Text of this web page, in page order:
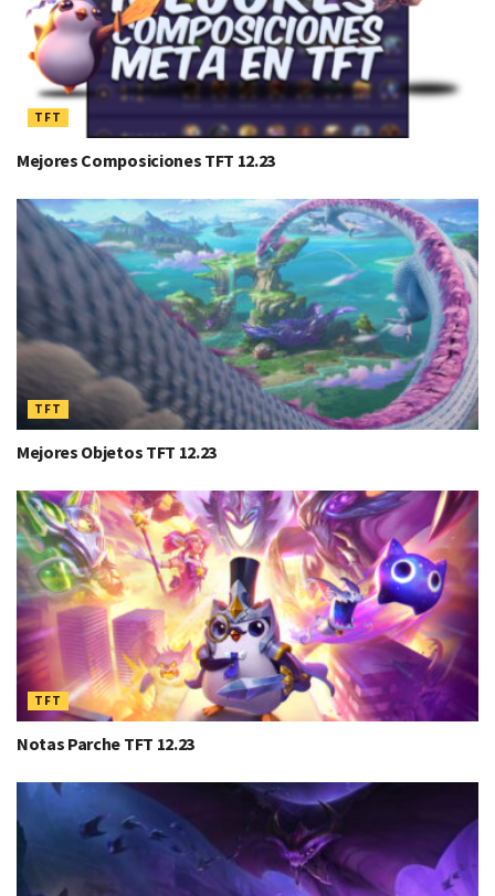
TFT
Mejores Composiciones TFT 12.23
TFT
Mejores Objetos TFT 12.23
TFT
Notas Parche TFT 12.23